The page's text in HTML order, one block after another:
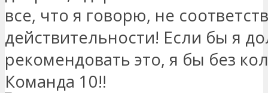
все, что я говорю, не
действительности! Если бы я
рекомендовать это, я бы без
Команда 10!!